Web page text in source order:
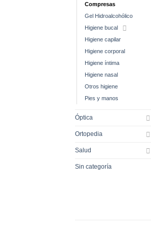
Compresas
Gel Hidroalcohólico
Higiene bucal
Higiene capilar
Higiene corporal
Higiene íntima
Higiene nasal
Otros higiene
Pies y manos
Óptica
Ortopedia
Salud
Sin categoría